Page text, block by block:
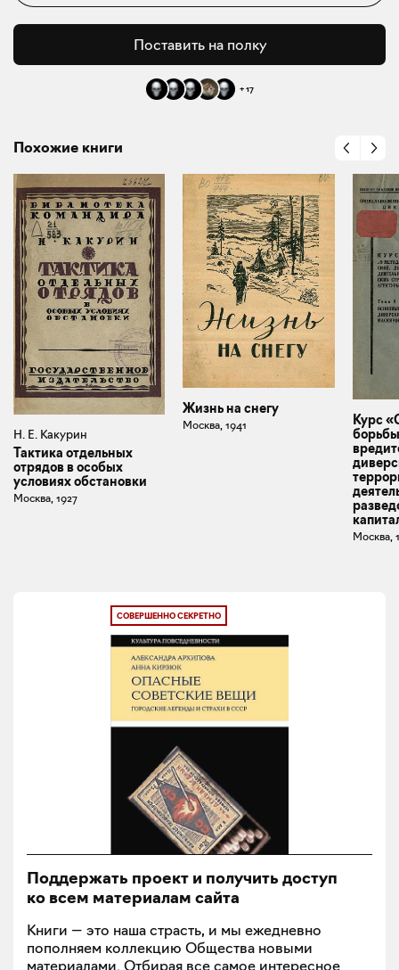
Поставить на полку
+17
Похожие книги
Н. Е. Какурин
Тактика отдельных
отрядов в особых
условиях обстановки
Москва, 1927
Жизнь на снегу
Москва, 1941
Курс
Москва,
СОВЕРШЕННО СЕКРЕТНО
Поддержать проект и получить доступ
ко всем материалам сайта
Книги — это наша страсть, и мы ежедневно
пополняем коллекцию Общества новыми
материалами. Отбирая все самое интересное